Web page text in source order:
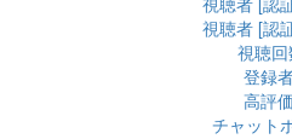
視聴者 [認
視聴回
登録
高評価
チャット